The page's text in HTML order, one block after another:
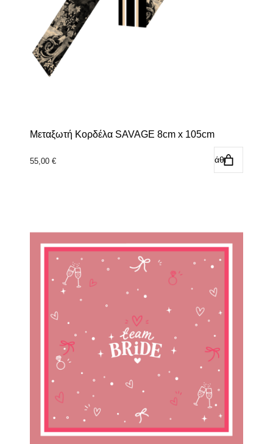
Μεταξωτή Κορδέλα SAVAGE 8cm x 105cm
55,00 € Προσθήκη στο καλάθι